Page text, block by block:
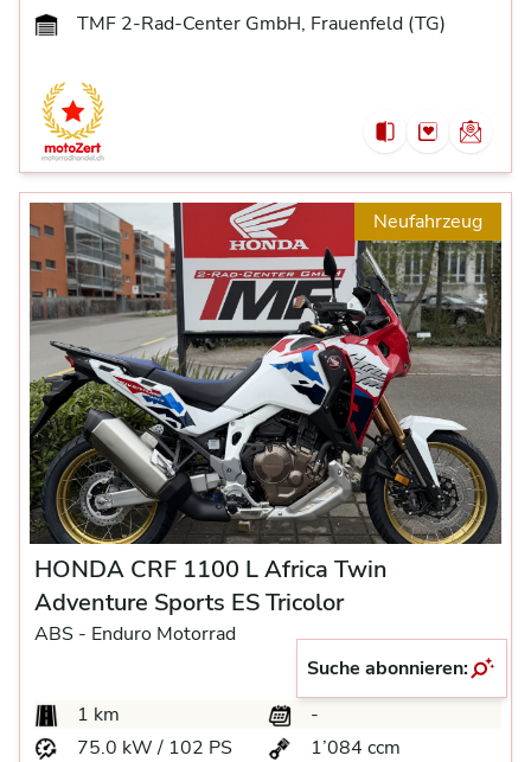
TMF 2-Rad-Center GmbH, Frauenfeld (TG)
Neufahrzeug
HONDA CRF 1100 L Africa Twin
Adventure Sports ES Tricolor
ABS - Enduro Motorrad
CHF 18’690.-
1 km
-
75.0 kW / 102 PS
1’084 ccm
Suche abonnieren: